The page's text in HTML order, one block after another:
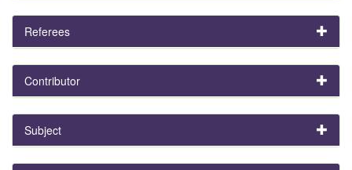
Referees
Contributor
Subject